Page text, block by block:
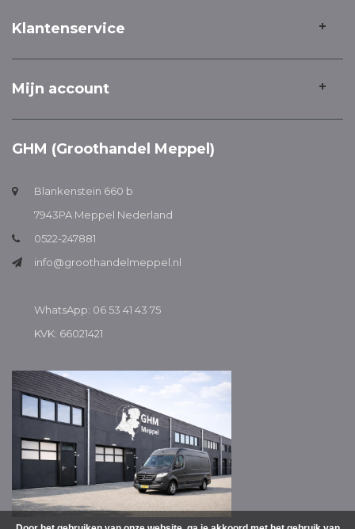
Klantenservice
Mijn account
GHM (Groothandel Meppel)
Blankenstein 660 b
7943PA Meppel Nederland
0522-247881
info@groothandelmeppel.nl
WhatsApp: 06 53 41 43 75
KVK: 66021421